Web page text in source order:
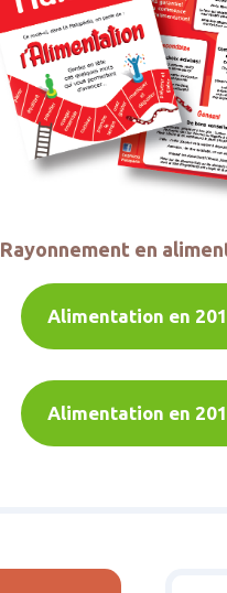
Rayonnement en
Alimentation en
Alimentation en